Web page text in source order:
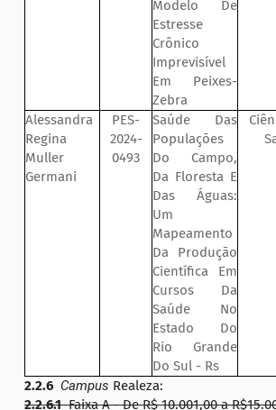
Modelo De
Estresse
Crônico
Imprevisível
Em Peixes-
Zebra
Alessandra
Regina
Muller
Germani
PES-
2024-
0493
Saúde Das
Populações
Do Campo,
Da Floresta E
Das Águas:
Um
Mapeamento
Da Produção
Científica Em
Cursos Da
Saúde No
Estado Do
Rio Grande
Do Sul - Rs
2.2.6 Campus Realeza:
2.2.6.1Faixa A - De R$ 10.001,00 a